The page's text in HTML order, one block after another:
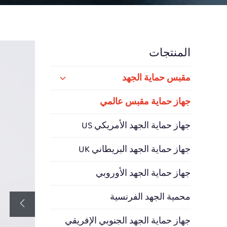
المنتجات
مقبس حماية الجهد
جهاز حماية مقبس عالمي
جهاز حماية الجهد الأمريكي US
جهاز حماية الجهد البريطاني UK
جهاز حماية الجهد الأوروبي
محمية الجهد الفرنسية
جهاز حماية الجهد الجنوبي الإفريقي